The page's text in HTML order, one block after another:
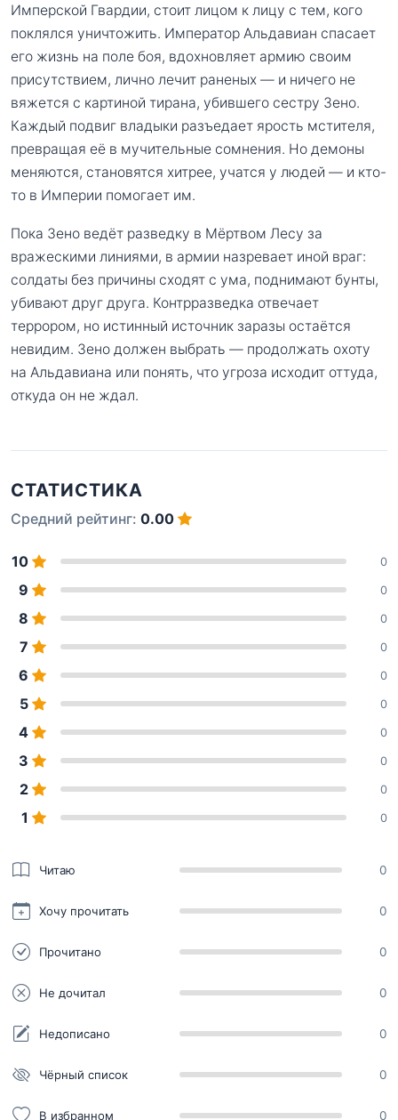
Имперской Гвардии, стоит лицом к лицу с тем, кого
поклялся уничтожить. Император Альдавиан спасает
его жизнь на поле боя, вдохновляет армию своим
присутствием, лично лечит раненых — и ничего не
вяжется с картиной тирана, убившего сестру Зено.
Каждый подвиг владыки разъедает ярость мстителя,
превращая её в мучительные сомнения. Но демоны
меняются, становятся хитрее, учатся у людей — и кто-
то в Империи помогает им.
Пока Зено ведёт разведку в Мёртвом Лесу за
вражескими линиями, в армии назревает иной враг:
солдаты без причины сходят с ума, поднимают бунты,
убивают друг друга. Контрразведка отвечает
террором, но истинный источник заразы остаётся
невидим. Зено должен выбрать — продолжать охоту
на Альдавиана или понять, что угроза исходит оттуда,
откуда он не ждал.
СТАТИСТИКА
Средний рейтинг: 0.00
10 0
9 0
8 0
7 0
6 0
5 0
4 0
3 0
2 0
1 0
Читаю 0
Хочу прочитать 0
Прочитано 0
Не дочитал 0
Недописано 0
Чёрный список 0
В избранном 0